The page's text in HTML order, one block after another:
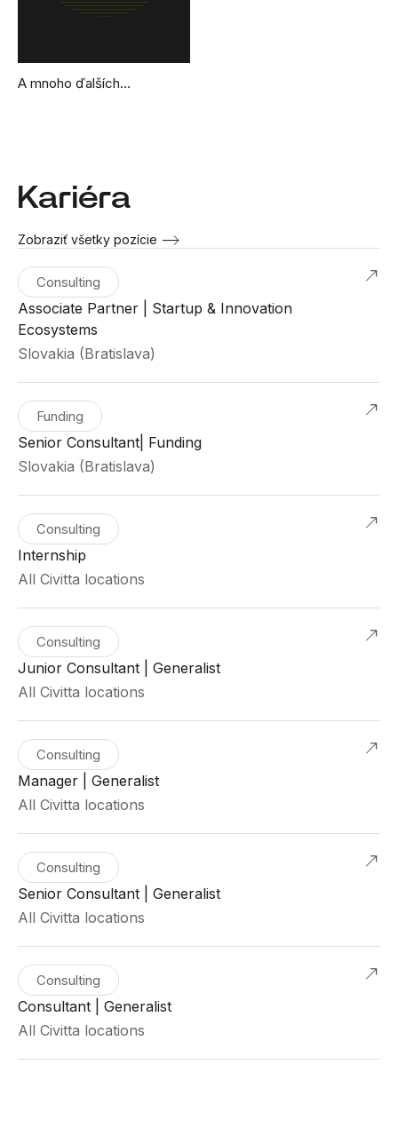
A mnoho ďalších…
Kariéra
Zobraziť všetky pozície
Consulting
Associate Partner | Startup & Innovation
Ecosystems
Slovakia (Bratislava)
Funding
Senior Consultant| Funding
Slovakia (Bratislava)
Consulting
Internship
All Civitta locations
Consulting
Junior Consultant | Generalist
All Civitta locations
Consulting
Manager | Generalist
All Civitta locations
Consulting
Senior Consultant | Generalist
All Civitta locations
Consulting
Consultant | Generalist
All Civitta locations